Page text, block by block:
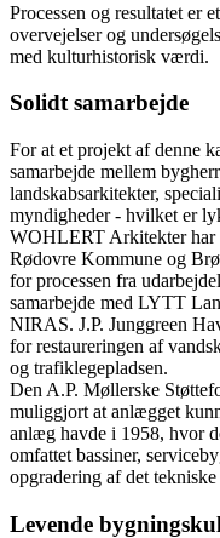
Processen og resultatet er
overvejelser og
med kulturhistorisk værdi.
Solidt samarbejde
For at et projekt af denne
samarbejde mellem
landskabsarkitekter,
myndigheder - hvilket er
WOHLERT Arkitekter har
Rødovre Kommune og
for processen fra
samarbejde med LYTT
NIRAS. J.P. Junggreen
for restaureringen af
og trafiklegepladsen.
Den A.P. Møllerske
muliggjort at anlægget
anlæg havde i 1958, hvor
omfattet bassiner,
opgradering af det tekniske
Levende